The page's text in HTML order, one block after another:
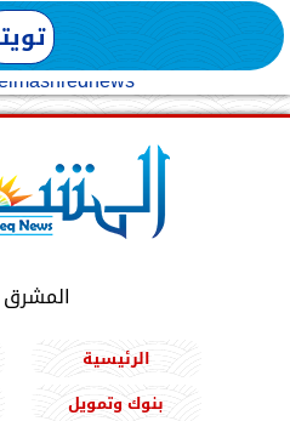
المشرق
الرئيسية
بنوك وتمويل